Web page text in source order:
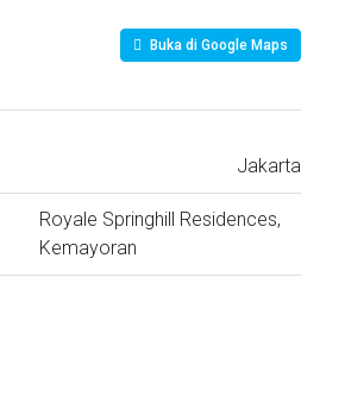
Buka di Google Maps
Jakarta
Royale Springhill Residences,
Kemayoran